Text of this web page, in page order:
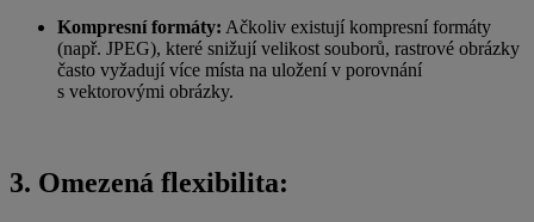
Kompresní formáty: Ačkoliv existují kompresní formáty
(např. JPEG), které snižují velikost souborů, rastrové obrázky
často vyžadují více místa na uložení v porovnání
s vektorovými obrázky.
3. Omezená flexibilita: